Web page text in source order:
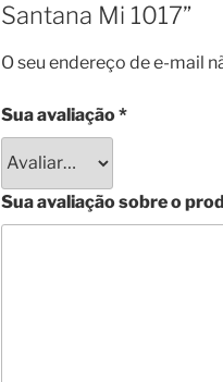
Santana Mi 1017”
O seu endereço de e-mail
Sua avaliação*
Sua avaliação sobre o